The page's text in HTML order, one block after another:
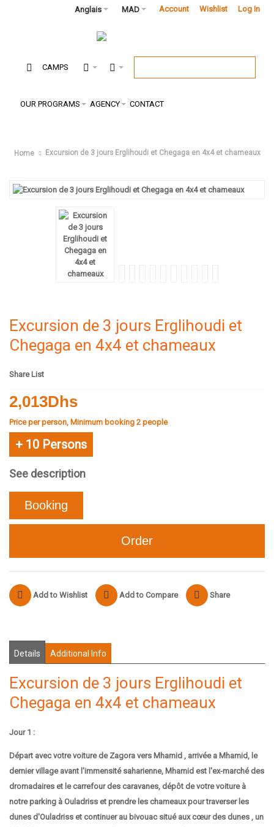
Account Wishlist Log In
MAD
Anglais
CAMPS
OUR PROGRAMS AGENCY CONTACT
Home Excursion de 3 jours Erglihoudi et Chegaga en 4x4 et chameaux
Excursion de 3 jours Erglihoudi et
Chegaga en 4x4 et chameaux
Share List
2,013Dhs
Price per person, Minimum booking 2 people
+ 10 Persons
See description
Booking
Order
Add to Wishlist Add to Compare Share
Details Additional Info
Excursion de 3 jours Erglihoudi et
Chegaga en 4x4 et chameaux
Jour 1 :
Départ avec votre voiture de Zagora vers Mhamid , arrivée a Mhamid, le
dernier village avant l'immensité saharienne, Mhamid est l'ex-marché des
dromadaires et le carrefour des caravanes, dépôt de votre voiture à
notre parking à Ouladriss et prendre les chameaux pour traverser les
dunes d'Ouladriss et continuer au bivouac situé aux cœur des dunes , un